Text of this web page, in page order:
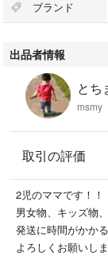
ブランド
出品者情報
とち
msmy
取引の評価
2児のママです！！
男女物、キッズ物
発送に時間がかか
よろしくお願いしま